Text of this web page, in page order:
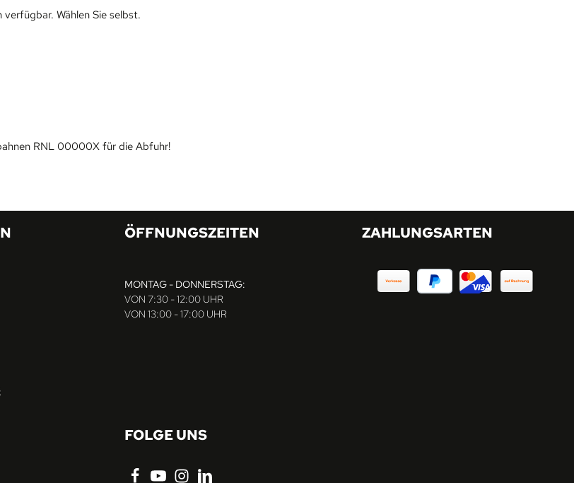
Wählen Sie selbst.
RNL 00000X für die Abfuhr!
ÖFFNUNGSZEITEN
MONTAG - DONNERSTAG:
VON 7:30 - 12:00 UHR
VON 13:00 - 17:00 UHR
ZAHLUNGSARTEN
FOLGE UNS